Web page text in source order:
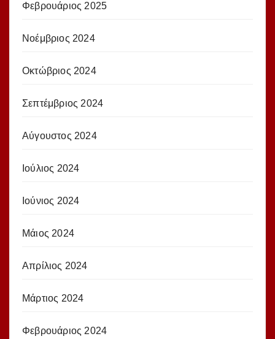
Φεβρουάριος 2025
Νοέμβριος 2024
Οκτώβριος 2024
Σεπτέμβριος 2024
Αύγουστος 2024
Ιούλιος 2024
Ιούνιος 2024
Μάιος 2024
Απρίλιος 2024
Μάρτιος 2024
Φεβρουάριος 2024